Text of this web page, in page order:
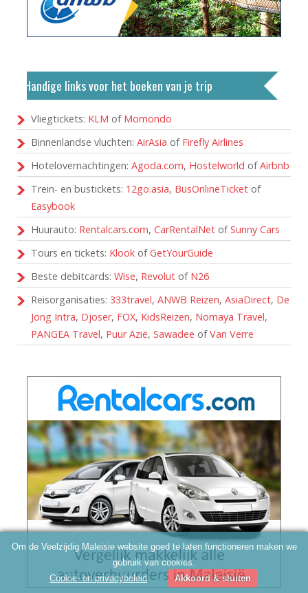
Handige links voor het boeken van je trip
Vliegtickets: KLM of Momondo
Binnenlandse vluchten: AirAsia of Firefly Airlines
Hotelovernachtingen: Agoda.com, Hostelworld ofAirbnb
Trein- en bustickets: 12go.asia, BusOnlineTicket of
Easybook
Huurauto: Rentalcars.com, CarRentalNet ofSunny Cars
Tours en tickets: Klook ofGetYourGuide
Beste debitcards: Wise, Revolut of N26
Reisorganisaties: 333travel, ANWB Reizen, AsiaDirect, De
Jong Intra, Djoser, FOX, KidsReizen, Nomaya Travel,
PANGEA Travel, Puur Azië, Sawadee ofVan Verre
Om de Veelzijdig Maleisie website goed te laten functioneren maken we
gebruik van cookies.
Cookie- en privacybeleid
Akkoord & sluiten